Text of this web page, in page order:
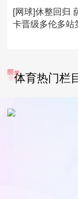
[网球]休整回归
卡晋级多伦多站
体育热门栏